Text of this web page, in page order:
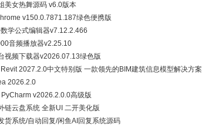
美女热舞源码 v6.0版本
v150.0.7871.187绿色便携版
学公式编辑器v7.12.2.466
音频播放器v2.25.10
视频下载器v2026.07.13绿色版
2027.2.0中文特别版 一款领先的BIM建筑信息模型解决方案
2026.2.0
v2026.2.0.0高级版
链云盘系统 全新UI 二开美化版
货系统/自动回复/闲鱼AI回复系统源码